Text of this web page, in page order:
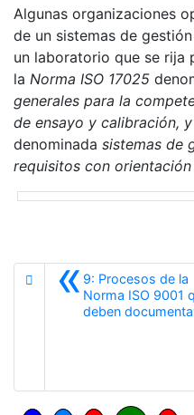
Algunas organizaciones
de un sistemas de
un laboratorio que se rija
la Norma ISO 17025
generales para la
de ensayo y calibración, y
denominada sistemas de
requisitos con orientación
«9: Procesos de la
Norma ISO 9001
deben